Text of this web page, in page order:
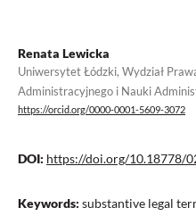
Renata Lewicka
Uniwersytet Łódzki, Wydział
Administracyjnego i Nauki
https://orcid.org/0000-0001-5609-3072
DOI: https://doi.org/10.18778/
Keywords: substantive legal